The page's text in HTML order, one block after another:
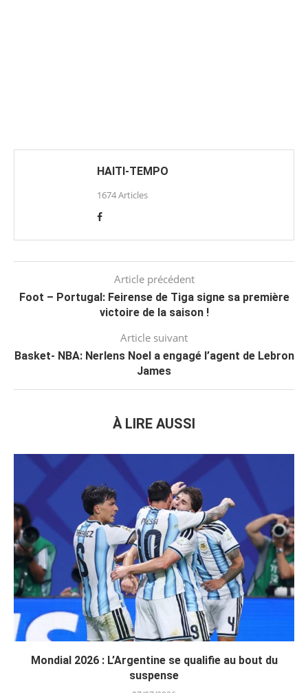
HAITI-TEMPO
1674 Articles
Article précédent
Foot – Portugal: Feirense de Tiga signe sa première
victoire de la saison !
Article suivant
Basket- NBA: Nerlens Noel a engagé l’agent de Lebron
James
À LIRE AUSSI
Mondial 2026 : L’Argentine se qualifie au bout du
suspense